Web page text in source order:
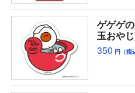
ゲゲゲ
玉おや
350 円（税